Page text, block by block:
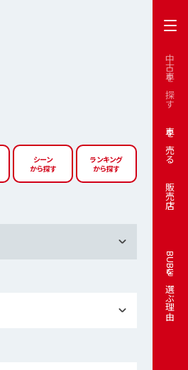
中古車を探す
車を売る
販売店
BUBUを選ぶ理由
シーン
から探す
ランキング
から探す